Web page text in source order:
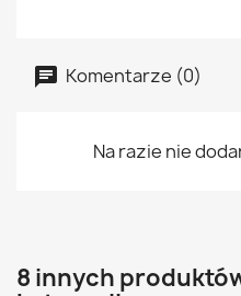
Komentarze (0)
Na razie nie
8 innych